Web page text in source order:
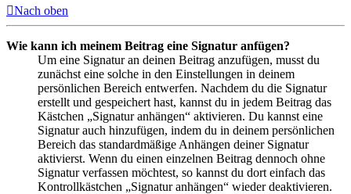
Nach oben
Wie kann ich meinem Beitrag eine Signatur anfügen?
Um eine Signatur an deinen Beitrag anzufügen, musst du
zunächst eine solche in den Einstellungen in deinem
persönlichen Bereich entwerfen. Nachdem du die Signatur
erstellt und gespeichert hast, kannst du in jedem Beitrag das
Kästchen „Signatur anhängen“ aktivieren. Du kannst eine
Signatur auch hinzufügen, indem du in deinem persönlichen
Bereich das standardmäßige Anhängen deiner Signatur
aktivierst. Wenn du einen einzelnen Beitrag dennoch ohne
Signatur verfassen möchtest, so kannst du dort einfach das
Kontrollkästchen „Signatur anhängen“ wieder deaktivieren.